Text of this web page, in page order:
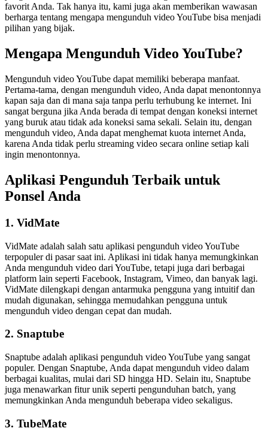
favorit Anda. Tak hanya itu, kami juga akan memberikan wawasan
berharga tentang mengapa mengunduh video YouTube bisa menjadi
pilihan yang bijak.
Mengapa Mengunduh Video YouTube?
Mengunduh video YouTube dapat memiliki beberapa manfaat.
Pertama-tama, dengan mengunduh video, Anda dapat menontonnya
kapan saja dan di mana saja tanpa perlu terhubung ke internet. Ini
sangat berguna jika Anda berada di tempat dengan koneksi internet
yang buruk atau tidak ada koneksi sama sekali. Selain itu, dengan
mengunduh video, Anda dapat menghemat kuota internet Anda,
karena Anda tidak perlu streaming video secara online setiap kali
ingin menontonnya.
Aplikasi Pengunduh Terbaik untuk
Ponsel Anda
1. VidMate
VidMate adalah salah satu aplikasi pengunduh video YouTube
terpopuler di pasar saat ini. Aplikasi ini tidak hanya memungkinkan
Anda mengunduh video dari YouTube, tetapi juga dari berbagai
platform lain seperti Facebook, Instagram, Vimeo, dan banyak lagi.
VidMate dilengkapi dengan antarmuka pengguna yang intuitif dan
mudah digunakan, sehingga memudahkan pengguna untuk
mengunduh video dengan cepat dan mudah.
2. Snaptube
Snaptube adalah aplikasi pengunduh video YouTube yang sangat
populer. Dengan Snaptube, Anda dapat mengunduh video dalam
berbagai kualitas, mulai dari SD hingga HD. Selain itu, Snaptube
juga menawarkan fitur unik seperti pengunduhan batch, yang
memungkinkan Anda mengunduh beberapa video sekaligus.
3. TubeMate